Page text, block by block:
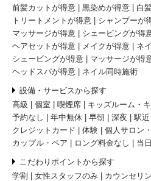
前髪カットが得意
黒染めが得意
白
トリートメントが得意
シャンプーが
マッサージが得意
シェービングが得
ヘアセットが得意
メイクが得意 ネ
シェービングが得意
マッサージが得
ヘッドスパが得意
ネイル同時施術
設備・サービスから探す
高級
個室 喫煙席 キッズルーム・
予約なし
年中無休 早朝 深夜 駅近
クレジットカード
体験
個人サロン
カップル・ペア
ロング料金なし 当
こだわりポイントから探す
学割
女性スタッフのみ カウンセリ